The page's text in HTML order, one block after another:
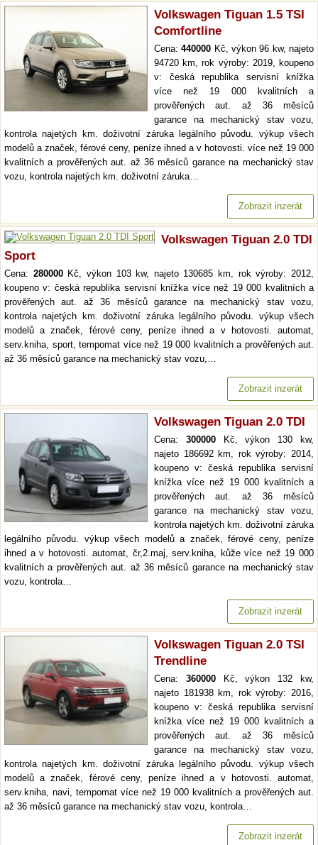
Volkswagen Tiguan 1.5 TSI
Comfortline
Cena:440000 Kč, výkon 96 kw, najeto
94720 km, rok výroby: 2019, koupeno
v: česká republika servisní knížka
více než 19 000 kvalitních a
prověřených aut. až 36 měsíců
garance na mechanický stav vozu,
kontrola najetých km. doživotní záruka legálního původu. výkup všech
modelů a značek, férové ceny, peníze ihned a v hotovosti. více než 19 000
kvalitních a prověřených aut. až 36 měsíců garance na mechanický stav
vozu, kontrola najetých km. doživotní záruka…
Zobrazit inzerát
Volkswagen Tiguan 2.0 TDI
Sport
Cena: 280000Kč, výkon 103 kw, najeto 130685 km, rok výroby: 2012,
koupeno v: česká republika servisní knížka více než 19 000 kvalitních a
prověřených aut. až 36 měsíců garance na mechanický stav vozu,
kontrola najetých km. doživotní záruka legálního původu. výkup všech
modelů a značek, férové ceny, peníze ihned a v hotovosti. automat,
serv.kniha, sport, tempomat více než 19 000 kvalitních a prověřených aut.
až 36 měsíců garance na mechanický stav vozu,…
Zobrazit inzerát
Volkswagen Tiguan 2.0 TDI
Cena: 300000Kč, výkon 130 kw,
najeto 186692 km, rok výroby: 2014,
koupeno v: česká republika servisní
knížka více než 19 000 kvalitních a
prověřených aut. až 36 měsíců
garance na mechanický stav vozu,
kontrola najetých km. doživotní záruka
legálního původu. výkup všech modelů a značek, férové ceny, peníze
ihned a v hotovosti. automat, čr,2.maj, serv.kniha, kůže více než 19 000
kvalitních a prověřených aut. až 36 měsíců garance na mechanický stav
vozu, kontrola…
Zobrazit inzerát
Volkswagen Tiguan 2.0 TSI
Trendline
Cena: 360000Kč, výkon 132 kw,
najeto 181938 km, rok výroby: 2016,
koupeno v: česká republika servisní
knížka více než 19 000 kvalitních a
prověřených aut. až 36 měsíců
garance na mechanický stav vozu,
kontrola najetých km. doživotní záruka legálního původu. výkup všech
modelů a značek, férové ceny, peníze ihned a v hotovosti. automat,
serv.kniha, navi, tempomat více než 19 000 kvalitních a prověřených aut.
až 36 měsíců garance na mechanický stav vozu, kontrola…
Zobrazit inzerát